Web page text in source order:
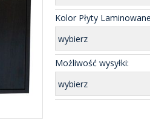
Kolor Płyty
wybierz
Możliwość wysyłki:
wybierz